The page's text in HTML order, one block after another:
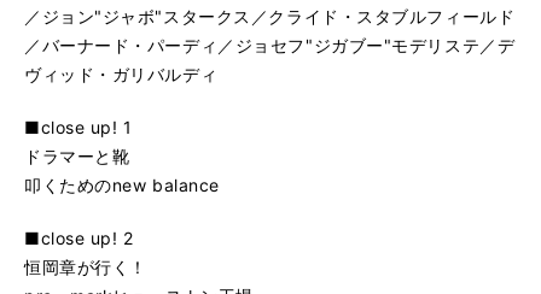
／ジョン"ジャボ"スタークス／クライド・スタブルフィールド
／バーナード・パーディ／ジョセフ"ジガブー"モデリステ／デ
ヴィッド・ガリバルディ
■close up! 1
ドラマーと靴
叩くためのnew balance
■close up! 2
恒岡章が行く！